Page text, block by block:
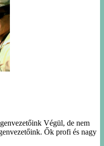
Végül, de nem
Ők profi és nagy